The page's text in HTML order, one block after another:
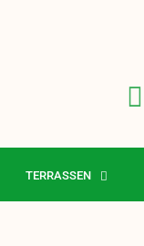
TERRASSEN